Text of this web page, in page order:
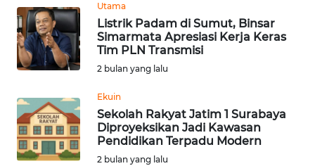
Utama
Listrik Padam di Sumut, Binsar
Simarmata Apresiasi Kerja Keras
Tim PLN Transmisi
2 bulan yang lalu
Ekuin
Sekolah Rakyat Jatim 1 Surabaya
Diproyeksikan Jadi Kawasan
Pendidikan Terpadu Modern
2 bulan yang lalu
WN
KALTENG
WN
WN
KALSEL